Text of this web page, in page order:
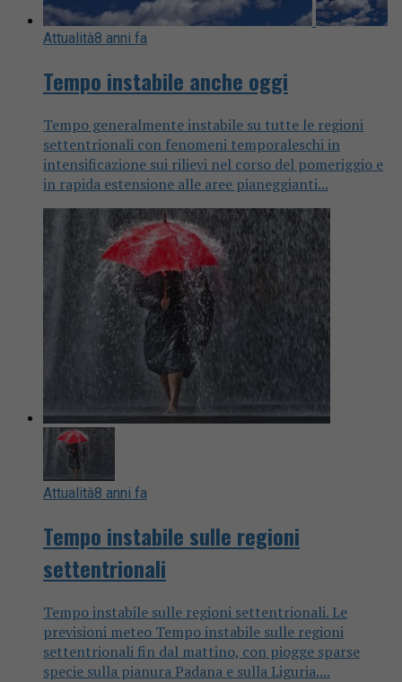
Attualità8 anni fa
Tempo instabile anche oggi
Tempo generalmente instabile su tutte le regioni
settentrionali con fenomeni temporaleschi in
intensificazione sui rilievi nel corso del pomeriggio e
in rapida estensione alle aree pianeggianti...
Attualità8 anni fa
Tempo instabile sulle regioni
settentrionali
Tempo instabile sulle regioni settentrionali. Le
previsioni meteo Tempo instabile sulle regioni
settentrionali fin dal mattino, con piogge sparse
specie sulla pianura Padana e sulla Liguria....